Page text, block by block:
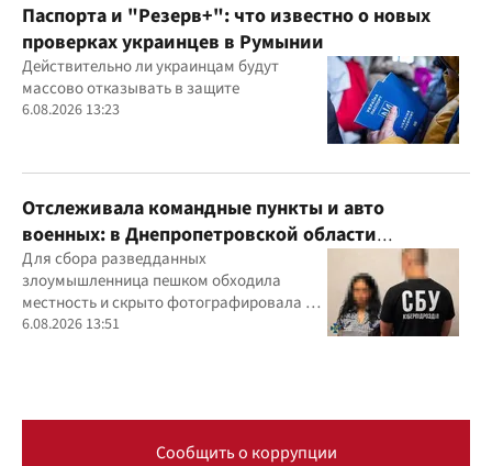
Паспорта и "Резерв+": что известно о новых
проверках украинцев в Румынии
Действительно ли украинцам будут
массово отказывать в защите
6.08.2026 13:23
Отслеживала командные пункты и авто
военных: в Днепропетровской области
задержали агентку ФСБ
Для сбора разведданных
злоумышленница пешком обходила
местность и скрыто фотографировала и
обозначала на гугл-картах объекты
6.08.2026 13:51
Сообщить о коррупции